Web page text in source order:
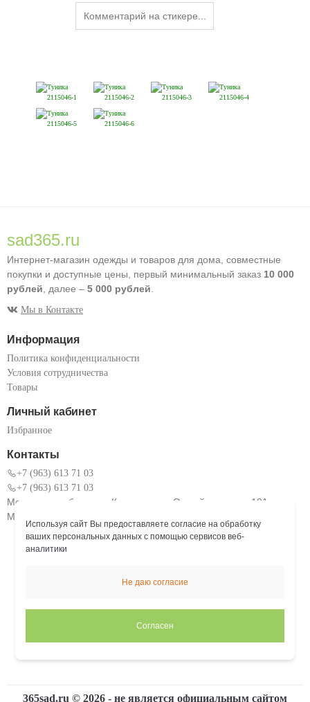
sad365.ru
Интернет-магазин одежды и товаров для дома, совместные
покупки и доступные цены, первый минимальный заказ 10 000
рублей , далее – 5 000 рублей
Мы в Контакте
Информация
Политика конфиденциальности
Условия сотрудничества
Товары
Личный кабинет
Избранное
Контакты
+7 (963) 613 71 03
+7 (963) 613 71 03
Московская область, г. Коломна, ул. Окский проспект 101
Мы работаем: Пн. – Пт.: с 9:00 до 18:00
365sad.ru © 2026 - не является официальным сайтом
Используя сайт Вы предоставляете согласие на обработку
ваших персональных данных с помощью сервисов веб-
аналитики
Не даю согласие
Согласен